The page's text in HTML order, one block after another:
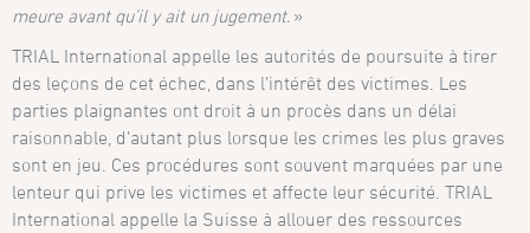
meure avant qu’il y ait un jugement. »
TRIAL International appelle les autorités de poursuite à tirer
des leçons de cet échec, dans l’intérêt des victimes. Les
parties plaignantes ont droit à un procès dans un délai
raisonnable, d’autant plus lorsque les crimes les plus graves
sont en jeu. Ces procédures sont souvent marquées par une
lenteur qui prive les victimes et affecte leur sécurité. TRIAL
International appelle la Suisse à allouer des ressources